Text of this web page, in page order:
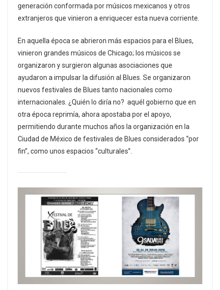
generación conformada por músicos mexicanos y otros
extranjeros que vinieron a enriquecer esta nueva corriente.
En aquella época se abrieron más espacios para el Blues,
vinieron grandes músicos de Chicago; los músicos se
organizaron y surgieron algunas asociaciones que
ayudaron a impulsar la difusión al Blues. Se organizaron
nuevos festivales de Blues tanto nacionales como
internacionales. ¿Quién lo diría no? aquél gobierno que en
otra época reprimía, ahora apostaba por el apoyo,
permitiendo durante muchos años la organización en la
Ciudad de México de festivales de Blues considerados “por
fin”, como unos espacios “culturales”.